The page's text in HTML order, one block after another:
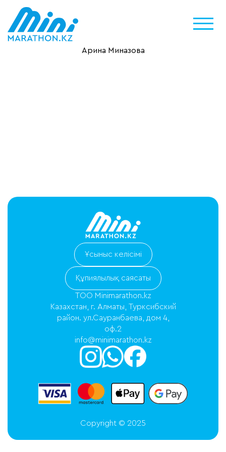
Арина Миназова
Ұсыныс келісімі
Құпиялылық саясаты
ТОО Minimarathon.kz
Казахстан, г. Алматы, Турксибский
район. ул.Сауранбаева, дом 4,
оф.2
info@minimarathon.kz
Copyright © 2025